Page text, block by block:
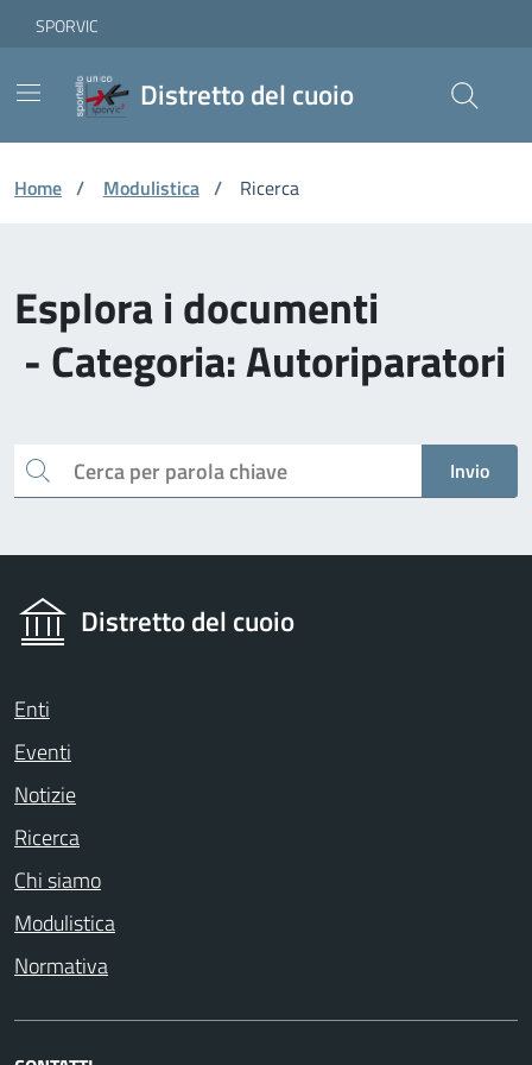
Skip to Main Content
Vai ai contenuti
Vai al footer
SPORVIC
Distretto del cuoio
Home / Modulistica / Ricerca
Esplora i documenti
- Categoria: Autoriparatori
Cerca Invio
Distretto del cuoio
Enti
Eventi
Notizie
Ricerca
Chi siamo
Modulistica
Normativa